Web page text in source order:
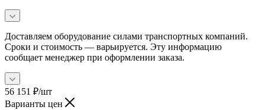
Доставляем оборудование силами транспортных компаний.
Сроки и стоимость — варьируется. Эту информацию
сообщает менеджер при оформлении заказа.
56 151 ₽/шт
Варианты цен